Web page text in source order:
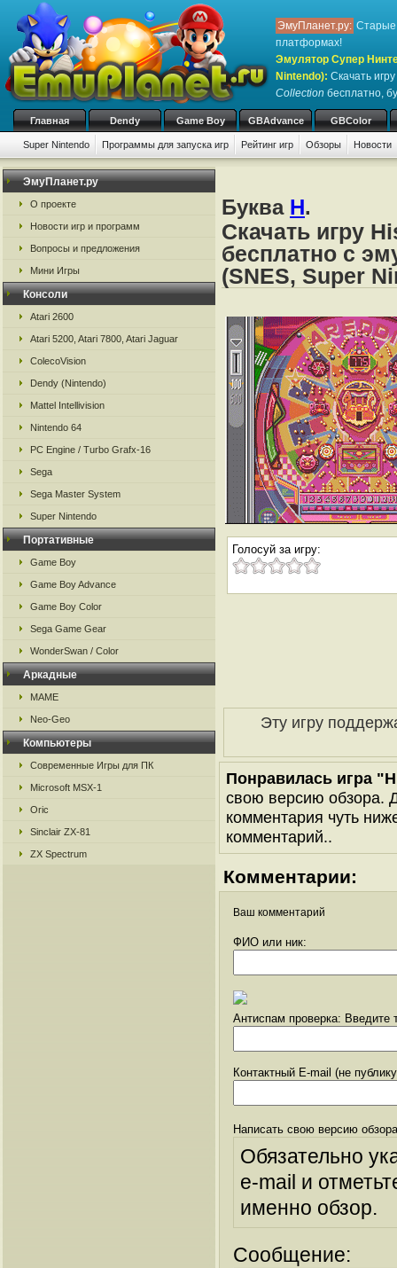
ЭмуПланет.ру: Старые
платформах!
Эмулятор Супер
Nintendo): Скачать игру
Collection бесплатно,
Главная Dendy Game Boy GBAdvance GBColor
Super Nintendo Программы для запуска игр Рейтинг игр Обзоры Новости
Игры: # A B C D E F G H I
ЭмуПланет.ру
О проекте
Новости игр и программ
Вопросы и предложения
Мини Игры
Консоли
Atari 2600
Atari 5200, Atari 7800, Atari Jaguar
ColecoVision
Dendy (Nintendo)
Mattel Intellivision
Nintendo 64
PC Engine / Turbo Grafx-16
Sega
Sega Master System
Super Nintendo
Портативные
Game Boy
Game Boy Advance
Game Boy Color
Sega Game Gear
WonderSwan / Color
Аркадные
MAME
Neo-Geo
Компьютеры
Современные Игры для ПК
Microsoft MSX-1
Oric
Sinclair ZX-81
ZX Spectrum
Буква H.
Скачать игру
бесплатно с
(SNES, Super
Голосуй за игру:
Эту игру
Понравилась игра
свою версию обзора.
комментария чуть
комментарий..
Комментарии:
Ваш комментарий
ФИО или ник:
Антиспам проверка: Введите
Контактный E-mail (не
Написать свою версию
Обязательно
e-mail и
именно обзор.
Сообщение: